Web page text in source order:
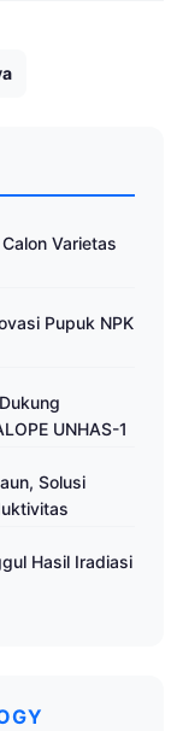
Varietas
Pupuk NPK
UNHAS-1
Solusi
Hasil Iradiasi